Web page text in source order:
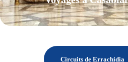
Circuits de Errachidia